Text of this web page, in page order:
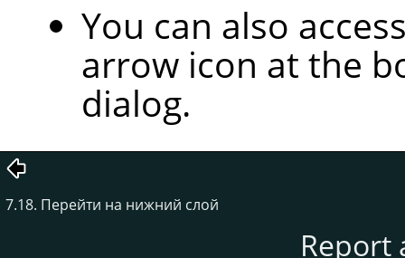
You can also
arrow icon at the
dialog.
7.18. Перейти на нижний слой
Report